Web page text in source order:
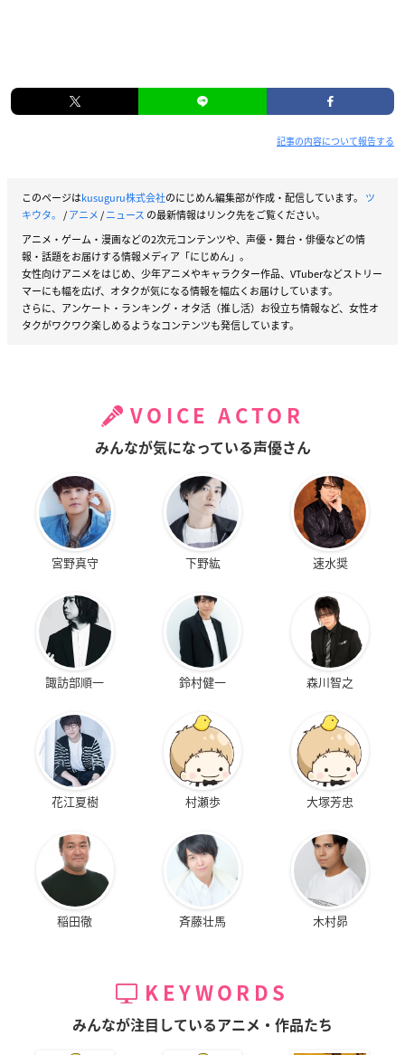
記事の内容について報告する
このページはkusuguru株式会社のにじめん編集部が作成・配信しています。 ツ
キウタ。 /アニメ/ニュース の最新情報はリンク先をご覧ください。
アニメ・ゲーム・漫画などの2次元コンテンツや、声優・舞台・俳優などの情
報・話題をお届けする情報メディア「にじめん」。
女性向けアニメをはじめ、少年アニメやキャラクター作品、VTuberなどストリー
マーにも幅を広げ、オタクが気になる情報を幅広くお届けしています。
さらに、アンケート・ランキング・オタ活（推し活）お役立ち情報など、女性オ
タクがワクワク楽しめるようなコンテンツも発信しています。
VOICE ACTOR
みんなが気になっている声優さん
宮野真守 下野紘 速水奨
諏訪部順一 鈴村健一 森川智之
花江夏樹 村瀬歩 大塚芳忠
稲田徹 斉藤壮馬 木村昴
KEYWORDS
みんなが注目しているアニメ・作品たち